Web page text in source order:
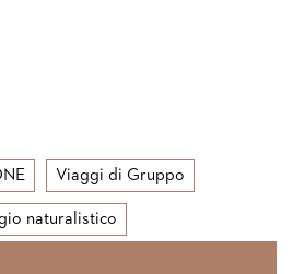
Viaggi di Gruppo
naturalistico